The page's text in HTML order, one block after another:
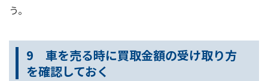
う。
9 車を売る時に買取金額の受け取り方
を確認しておく